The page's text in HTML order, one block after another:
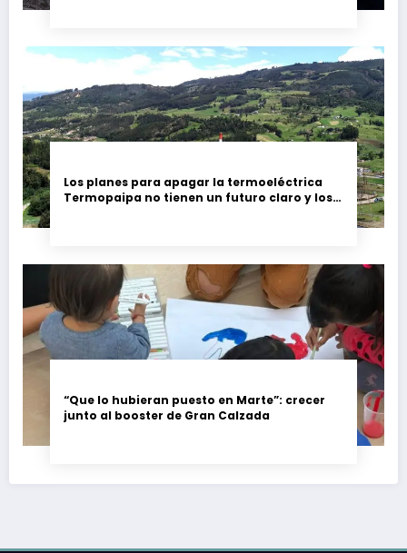
Los planes para apagar la termoeléctrica
Termopaipa no tienen un futuro claro y los
“Que lo hubieran puesto en Marte”: crecer
junto al booster de Gran Calzada